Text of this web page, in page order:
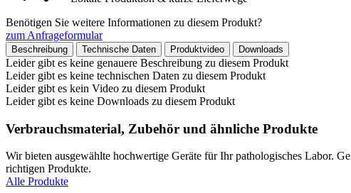
Benötigen Sie weitere Informationen zu diesem Produkt?
zum Anfrageformular
Beschreibung Technische Daten Produktvideo Downloads
Leider gibt es keine genauere Beschreibung zu diesem Produkt
Leider gibt es keine technischen Daten zu diesem Produkt
Leider gibt es kein Video zu diesem Produkt
Leider gibt es keine Downloads zu diesem Produkt
Verbrauchsmaterial, Zubehör und ähnliche Produkte
Wir bieten ausgewählte hochwertige Geräte für Ihr pathologisches Labor.
richtigen Produkte.
Alle Produkte